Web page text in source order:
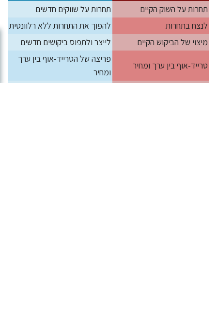
תחרות על השוק הקיים
תחרות על שווקים חדשים
לנצח בתחרות
להפוך את התחרות ללא רלוונטית
מיצוי של הביקוש הקיים
לייצר ולתפוס ביקושים חדשים
טרייד-אוף בין ערך ומחיר
פריצה של הטרייד-אוף בין ערך
ומחיר